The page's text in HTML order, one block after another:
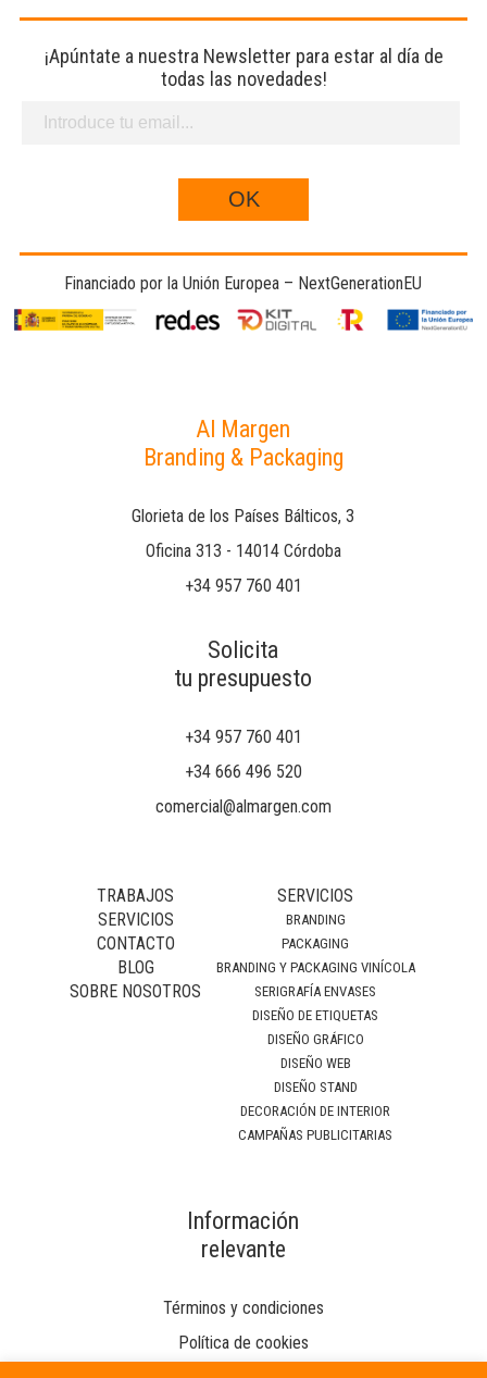
¡Apúntate a nuestra Newsletter para estar al día de
todas las novedades!
Financiado por la Unión Europea – NextGenerationEU
Al Margen
Branding & Packaging
Glorieta de los Países Bálticos, 3
Oficina 313 - 14014 Córdoba
+34 957 760 401
Solicita
tu presupuesto
+34 957 760 401
+34 666 496 520
comercial@almargen.com
TRABAJOS
SERVICIOS
CONTACTO
BLOG
SOBRE NOSOTROS
SERVICIOS
BRANDING
PACKAGING
BRANDING Y PACKAGING VINÍCOLA
SERIGRAFÍA ENVASES
DISEÑO DE ETIQUETAS
DISEÑO GRÁFICO
DISEÑO WEB
DISEÑO STAND
DECORACIÓN DE INTERIOR
CAMPAÑAS PUBLICITARIAS
Información
relevante
Términos y condiciones
Política de cookies